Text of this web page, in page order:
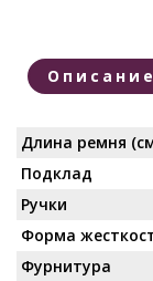
Описание
Длина ремня
Подклад
Ручки
Форма
Фурнитура